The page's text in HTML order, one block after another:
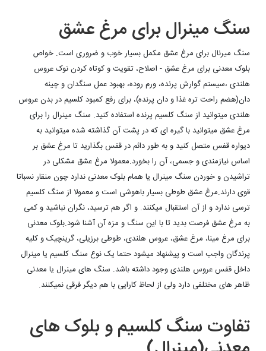
سنگ مینرال برای مرغ عشق
سنگ میرنال برای مرغ عشق مکمل بسیار خوب و ضروری است. خواص
بلوک معدنی برای مرغ عشق - اصلاح، تقویت و کوتاه کردن نوک عروس
هلندی ،سیستم گوارش پرنده، ورم روده، بهبود عمل سنگدان و چینه
دان(هضم راحت تره غذا و دان پرنده)،برای رفع کمبود کلسیم در بدن عروس
هلندی میتوانید از سنگ کلسیم پرنده استفاده کنید. سنگ مینرال را برای
مرغ عشق میتوانید با گیره ای که در پشت آن گذاشته شده میتوانید به
دیواره قفس متصل کنید و به طور دائم در قفس بگذارید تا مرغ عشق بر
اساس نیازمندی و جسمی، آن را بخورد.معمولا مرغ عشق مشکلی در
تراشیدن و خوردن سنگ مینرال یا همام بلوک معدنی ندارد چون منقار نسباتا
قوی دارند.مرغ عشق طوطی بسیار باهوشی است و معمولا از سنگ کلسیم
ترسی ندارد و از آن استقبال میکنند. و اگر هم ترسید، نگران نباشید و کمی
به مرغ عشق فرصت بدید تا با این سنگ و مزه آن آشنا شود.بلوک معدنی
برای مرغ مینا، مرغ عشق، عروس هلندی، طوطی برزیلی، گرینچیک و کلیه
پرندگان واجب است و پیشنهاد میشود حتما یک نوع سنگ کلسیم یا مینرال
داخل قفس عروس هلندی وجود داشته باشد. سنگ های مینرال یا معدنی
ظاهر های مختلفی دارد ولی از لحاظ کارایی با هم دیگر فرقی نمیکنند.
تفاوت سنگ کلسیم و بلوک های